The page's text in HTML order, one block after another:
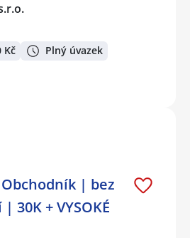
Kč Plný úvazek
| bez
30K + VYSOKÉ